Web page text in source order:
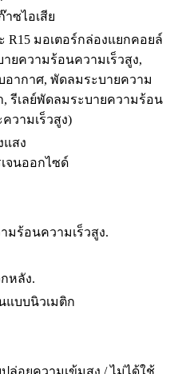
ซไอเสีย
R15 มอเตอร์กล่องแยกคอยล์
ายความร้อนความเร็วสูง,
อากาศ, พัดลมระบายความ
, รีเลย์พัดลมระบายความร้อน
วามเร็วสูง)
แสง
จนออกไซด์
มร้อนความเร็วสูง.
หลัง.
แบบนิวเมติก
ล่อยความเข้มสูง / ไม่ได้ใช้